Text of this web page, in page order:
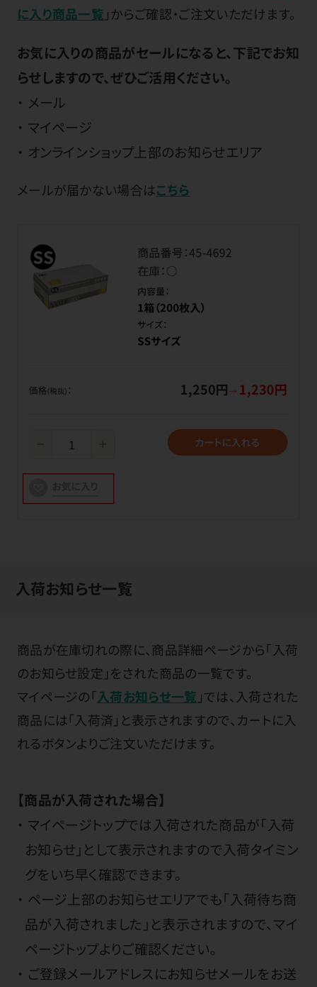
に入り商品一覧 」からご確認・ご注文いただけます。
お気に入りの商品がセールになると、下記でお知
らせしますので、ぜひご活用ください。
メール
マイページ
オンラインショップ上部のお知らせエリア
メールが届かない場合はこちら
入荷お知らせ一覧
商品が在庫切れの際に、商品詳細ページから「入荷
のお知らせ設定」をされた商品の一覧です。
マイページの「入荷お知らせ一覧 」では、入荷された
商品には「入荷済」と表示されますので、カートに入
れるボタンよりご注文いただけます。
【商品が入荷された場合】
マイページトップでは入荷された商品が「入荷
お知らせ」として表示されますので入荷タイミン
グをいち早く確認できます。
ページ上部のお知らせエリアでも「入荷待ち商
品が入荷されました」と表示されますので、マイ
ページトップよりご確認ください。
ご登録メールアドレスにお知らせメールをお送